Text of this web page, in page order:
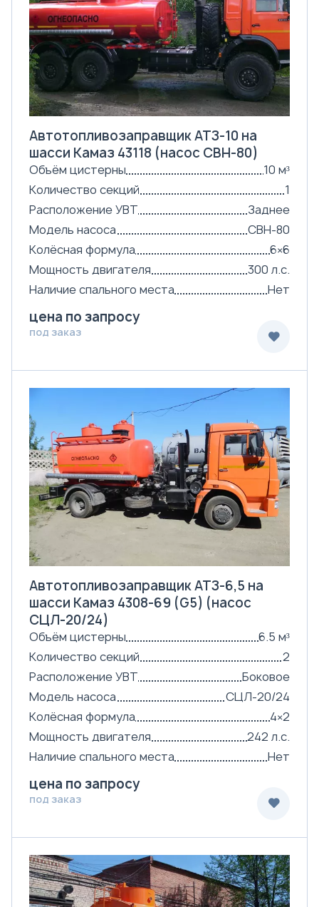
Автотопливозаправщик АТЗ-10 на
шасси Камаз 43118 (насос СВН-80)
Объём цистерны
10 м³
Количество секций
1
Расположение УВТ
Заднее
Модель насоса
СВН-80
Колёсная формула
6×6
Мощность двигателя
300 л.с.
Наличие спального места
Нет
цена по запросу
под заказ
Автотопливозаправщик АТЗ-6,5 на
шасси Камаз 4308-69 (G5) (насос
СЦЛ-20/24)
Объём цистерны
6.5 м³
Количество секций
2
Расположение УВТ
Боковое
Модель насоса
СЦЛ-20/24
Колёсная формула
4×2
Мощность двигателя
242 л.с.
Наличие спального места
Нет
цена по запросу
под заказ